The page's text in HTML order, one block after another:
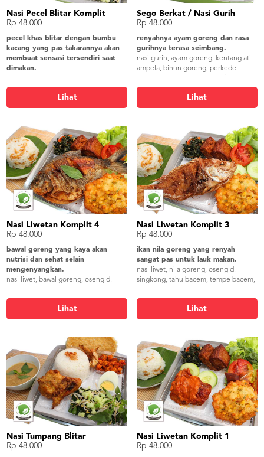
Nasi Pecel Blitar Komplit
Rp 48.000
pecel khas blitar dengan bumbu
kacang yang pas takarannya akan
membuat sensasi tersendiri saat
dimakan.
grg/empal/bandeng, telur asin, os.
tmp kikil, tahu bacem, peyek/krupuk
gendar
Lihat
Sego Berkat / Nasi Gurih
Rp 48.000
renyahnya ayam goreng dan rasa
gurihnya terasa seimbang.
nasi gurih, ayam goreng, kentang ati
ampela, bihun goreng, perkedel
gendar, sambel
Lihat
Nasi Liwetan Komplit 4
Rp 48.000
bawal goreng yang kaya akan
nutrisi dan sehat selain
mengenyangkan.
nasi liwet, bawal goreng, oseng d.
bakwan jagung, lalapan, sambel,
Lihat
Nasi Liwetan Komplit 3
Rp 48.000
ikan nila goreng yang renyah
sangat pas untuk lauk makan.
nasi liwet, nila goreng, oseng d.
singkong, tahu bacem, tempe bacem,
kerupuk gendar
Lihat
Nasi Tumpang Blitar
Rp 48.000
Nasi Liwetan Komplit 1
Rp 48.000